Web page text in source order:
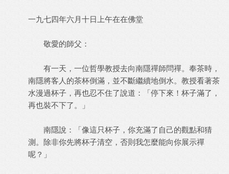
一九七四年六月十日上午在在佛堂
敬愛的師父：
有一天，一位哲學教授去向南隱禪師問禪。奉茶時，
南隱將客人的茶杯倒滿，並不斷繼續地倒水。教授看著茶
水漫過杯子，再也忍不住了說道：「停下來！杯子滿了，
再也裝不下了。」
南隱說：「像這只杯子，你充滿了自己的觀點和猜
測。除非你先將杯子清空，否則我怎麼能向你展示禪
呢？」